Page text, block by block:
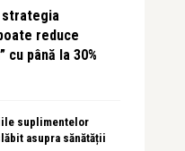
strategia
reduce
cu până la 30%
suplimentelor
asupra sănătății